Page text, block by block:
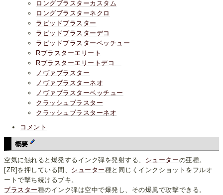
ロングブラスターカスタム
ロングブラスターネクロ
ラピッドブラスター
ラピッドブラスターデコ
ラピッドブラスターベッチュー
Rブラスターエリート
Rブラスターエリートデコ
ノヴァブラスター
ノヴァブラスターネオ
ノヴァブラスターベッチュー
クラッシュブラスター
クラッシュブラスターネオ
コメント
概要
空気に触れると爆発するインク弾を発射する、 シューターの亜種。
[ZR]を押している間、 シューター種と同じくインクショットをフルオ
ートで撃ち続けるブキ。
ブラスター種のインク弾は空中で爆発し、その爆風で攻撃できる。